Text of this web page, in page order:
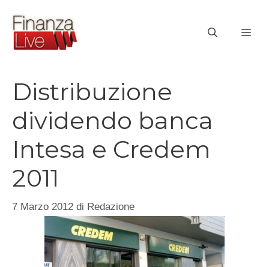
contenuto
Distribuzione
dividendo banca
Intesa e Credem
2011
7 Marzo 2012 di Redazione